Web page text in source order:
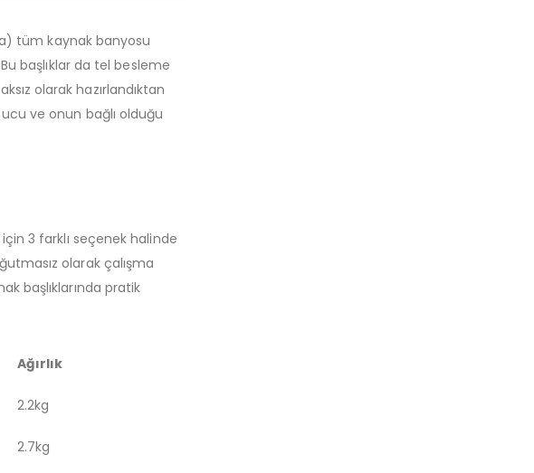
tüm kaynak banyosu
başlıklar da tel besleme
olarak hazırlandıktan
ve onun bağlı olduğu
için 3 farklı seçenek halinde
olarak çalışma
başlıklarında pratik
Ağırlık
2.2kg
2.7kg